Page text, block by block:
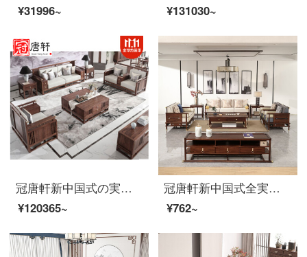
¥31996~
¥131030~
冠唐軒新中国式の実木ソファ黒胡桃木全実木現代軽奢別荘豪邸型家用ソファセット家具オーダーメイド三人ソファ（胡桃木）
¥120365~
冠唐軒新中国式全実木ソファ現代軽奢ソファーセット別荘会所ホテルの家具セット胡桃木セット家具オーダーメイド色の材質寸法と差額を修正して注文します。
¥762~